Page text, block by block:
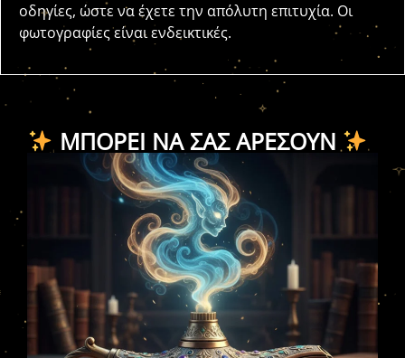
οδηγίες, ώστε να έχετε την απόλυτη επιτυχία. Οι
φωτογραφίες είναι ενδεικτικές.
ΜΠΟΡΕΊ ΝΑ ΣΑΣ ΑΡΈΣΟΥΝ